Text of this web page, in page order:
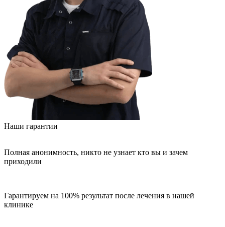
Наши гарантии
Полная анонимность, никто не узнает кто вы и зачем
приходили
Гарантируем на 100% результат после лечения в нашей
клинике